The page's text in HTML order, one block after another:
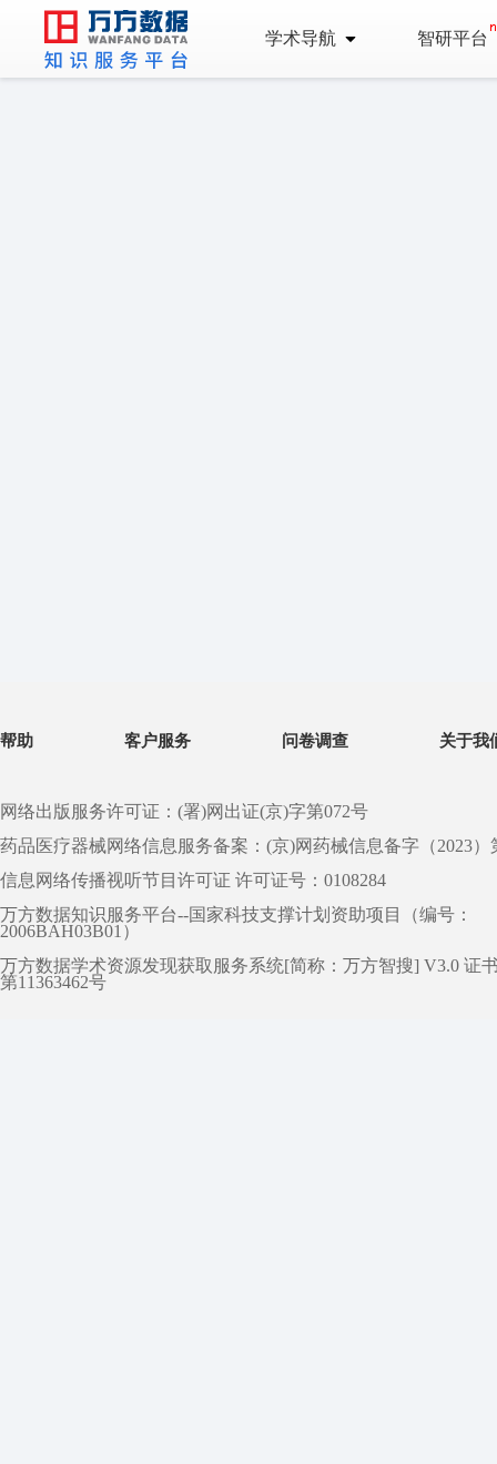
学术导航 智研平台
帮助 客户服务 问卷调查 关于我
网络出版服务许可证：(署)网出证(京)字第072号
药品医疗器械网络信息服务备案：(京)网药械信息备字（2023）
信息网络传播视听节目许可证 许可证号：0108284
万方数据知识服务平台--国家科技支撑计划资助项目（编号：
2006BAH03B01）
万方数据学术资源发现获取服务系统[简称：万方智搜] V3.0 证
第11363462号